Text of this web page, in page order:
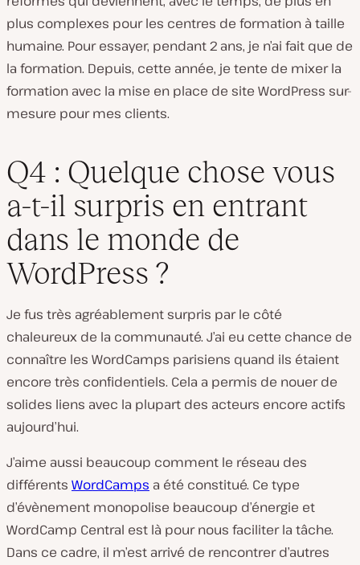
plus complexes pour les centres de formation à taille
humaine. Pour essayer, pendant 2 ans, je n’ai fait que de
la formation. Depuis, cette année, je tente de mixer la
formation avec la mise en place de site WordPress sur-
mesure pour mes clients.
Q4 : Quelque chose vous
a-t-il surpris en entrant
dans le monde de
WordPress ?
Je fus très agréablement surpris par le côté
chaleureux de la communauté. J’ai eu cette chance de
connaître les WordCamps parisiens quand ils étaient
encore très confidentiels. Cela a permis de nouer de
solides liens avec la plupart des acteurs encore actifs
aujourd’hui.
J’aime aussi beaucoup comment le réseau des
différents WordCamps a été constitué. Ce type
d’évènement monopolise beaucoup d’énergie et
WordCamp Central est là pour nous faciliter la tâche.
Dans ce cadre, il m’est arrivé de rencontrer d’autres